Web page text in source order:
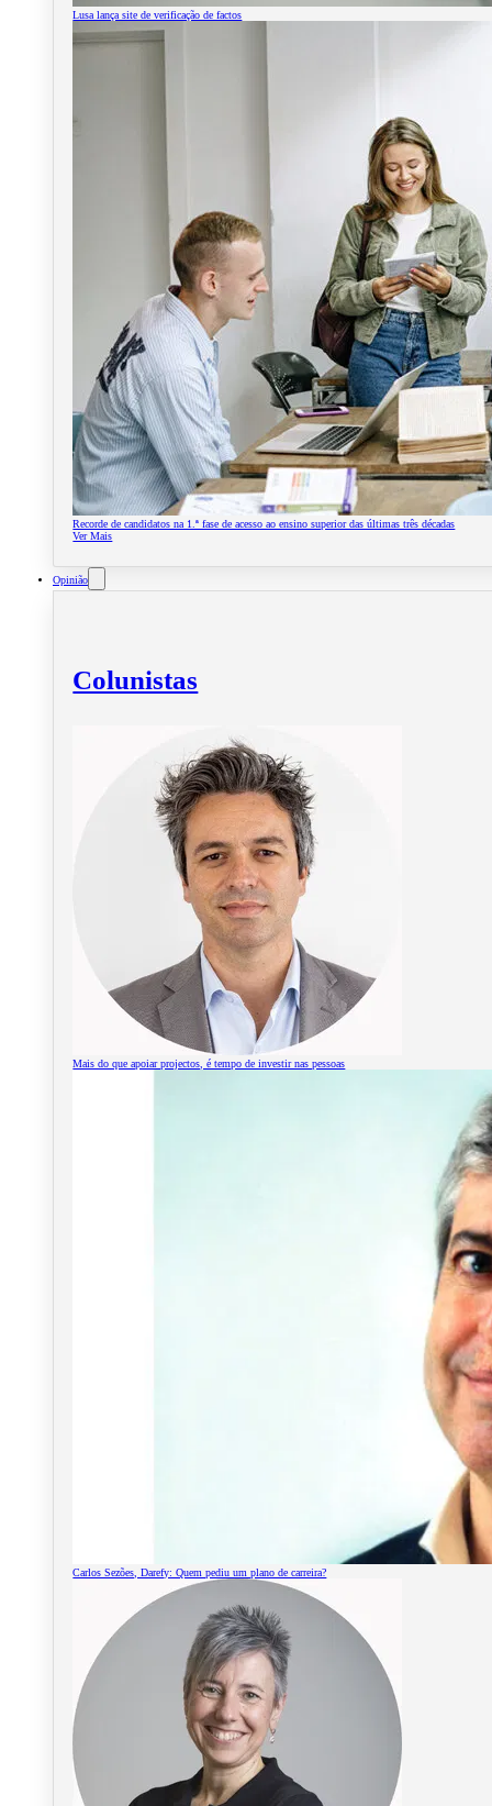
Lusa lança site de verificação de factos
Recorde de candidatos na 1.ª fase de acesso ao ensino superior das últimas três décadas
Ver Mais
Opinião
Colunistas
Mais do que apoiar projectos, é tempo de investir nas pessoas
Carlos Sezões, Darefy: Quem pediu um plano de carreira?